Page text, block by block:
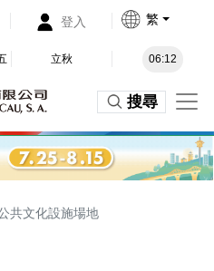
登入 繁
立秋 06:12
搜尋
共文化設施場地